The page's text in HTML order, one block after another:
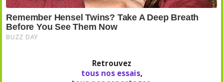
Retrouvez
tous nos essais,